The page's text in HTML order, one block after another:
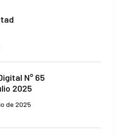
N° 65
2025
de 2025